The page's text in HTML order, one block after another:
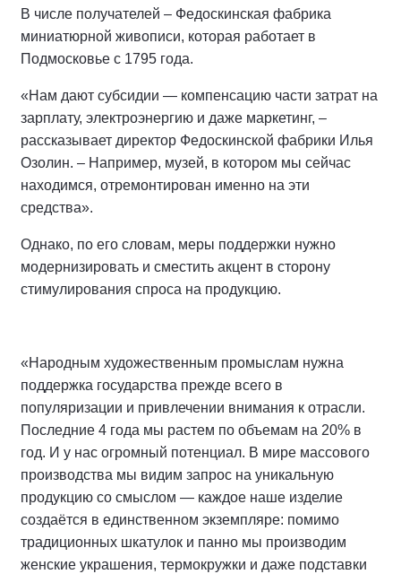
В числе получателей – Федоскинская фабрика
миниатюрной живописи, которая работает в
Подмосковье с 1795 года.
«Нам дают субсидии — компенсацию части затрат на
зарплату, электроэнергию и даже маркетинг, –
рассказывает директор Федоскинской фабрики Илья
Озолин. – Например, музей, в котором мы сейчас
находимся, отремонтирован именно на эти
средства».
Однако, по его словам, меры поддержки нужно
модернизировать и сместить акцент в сторону
стимулирования спроса на продукцию.
«Народным художественным промыслам нужна
поддержка государства прежде всего в
популяризации и привлечении внимания к отрасли.
Последние 4 года мы растем по объемам на 20% в
год. И у нас огромный потенциал. В мире массового
производства мы видим запрос на уникальную
продукцию со смыслом — каждое наше изделие
создаётся в единственном экземпляре: помимо
традиционных шкатулок и панно мы производим
женские украшения, термокружки и даже подставки